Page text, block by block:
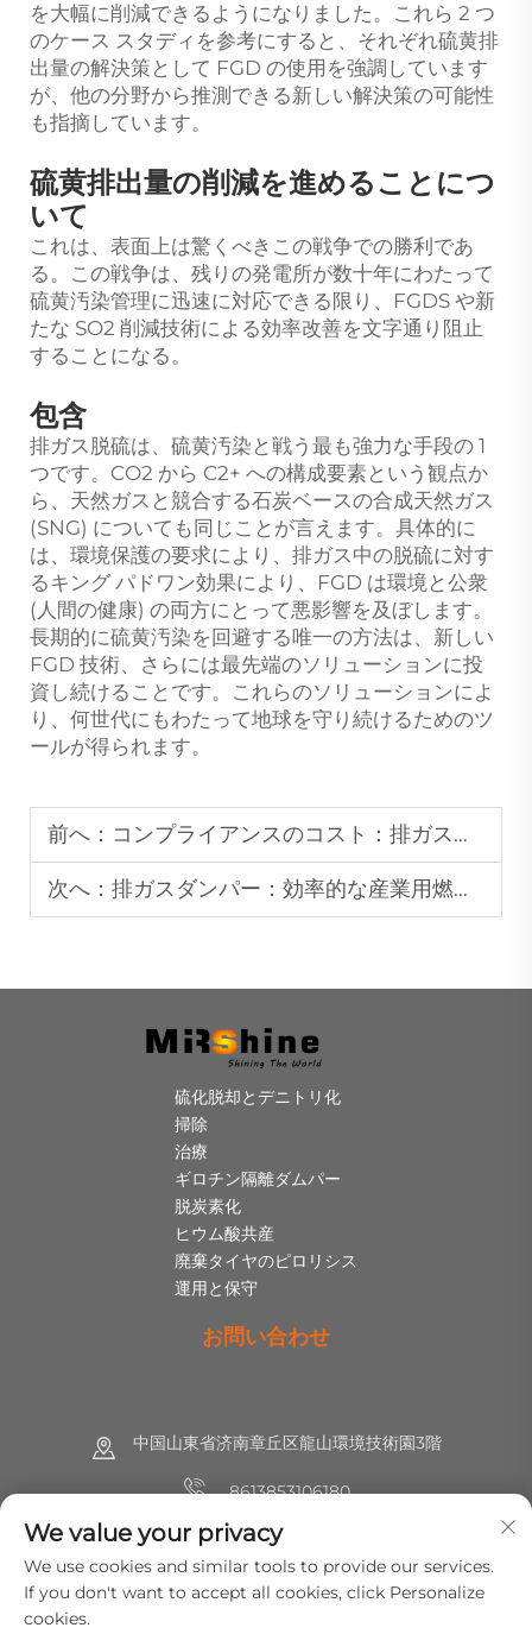
を大幅に削減できるようになりました。これら 2 つ
のケース スタディを参考にすると、それぞれ硫黄排
出量の解決策として FGD の使用を強調しています
が、他の分野から推測できる新しい解決策の可能性
も指摘しています。
硫黄排出量の削減を進めることにつ
いて
これは、表面上は驚くべきこの戦争での勝利であ
る。この戦争は、残りの発電所が数十年にわたって
硫黄汚染管理に迅速に対応できる限り、FGDS や新
たな SO2 削減技術による効率改善を文字通り阻止
することになる。
包含
排ガス脱硫は、硫黄汚染と戦う最も強力な手段の 1
つです。CO2 から C2+ への構成要素という観点か
ら、天然ガスと競合する石炭ベースの合成天然ガス
(SNG) についても同じことが言えます。具体的に
は、環境保護の要求により、排ガス中の脱硫に対す
るキング パドワン効果により、FGD は環境と公衆
(人間の健康) の両方にとって悪影響を及ぼします。
長期的に硫黄汚染を回避する唯一の方法は、新しい
FGD 技術、さらには最先端のソリューションに投
資し続けることです。これらのソリューションによ
り、何世代にもわたって地球を守り続けるためのツ
ールが得られます。
前へ： コンプライアンスのコスト：排ガス脱硫の経済性
次へ： 排ガスダンパー：効率的な産業用燃焼システムの鍵
硫化脱却とデニトリ化
掃除
治療
ギロチン隔離ダムパー
脱炭素化
ヒウム酸共産
廃棄タイヤのピロリシス
運用と保守
お問い合わせ
中国山東省济南章丘区龍山環境技術園3階
8613853106180
+86 (0) 531 8891 0288
[email protected]
We value your privacy
We use cookies and similar tools to provide our services.
If you don't want to accept all cookies, click Personalize
cookies.